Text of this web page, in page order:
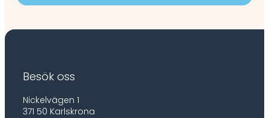
Besök oss
Nickelvägen 1
371 50 Karlskrona